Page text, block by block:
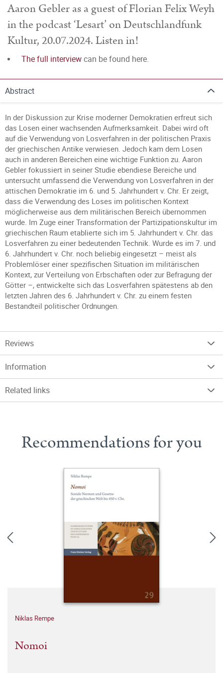
Aaron Gebler as a guest of Florian Felix Weyh
in the podcast ‘Lesart’ on Deutschlandfunk
Kultur, 20.07.2024. Listen in!
The full interviewcan be found here.
Abstract
In der Diskussion zur Krise moderner Demokratien erfreut sich
das Losen einer wachsenden Aufmerksamkeit. Dabei wird oft
auf die Verwendung von Losverfahren in der politischen Praxis
der griechischen Antike verwiesen. Jedoch kam dem Losen
auch in anderen Bereichen eine wichtige Funktion zu. Aaron
Gebler fokussiert in seiner Studie ebendiese Bereiche und
untersucht umfassend die Verwendung von Losverfahren in der
attischen Demokratie im 6. und 5. Jahrhundert v. Chr. Er zeigt,
dass die Verwendung des Loses im politischen Kontext
möglicherweise aus dem militärischen Bereich übernommen
wurde. Im Zuge einer Transformation der Partizipationskultur im
griechischen Raum etablierte sich im 5. Jahrhundert v. Chr. das
Losverfahren zu einer bedeutenden Technik. Wurde es im 7. und
6. Jahrhundert v. Chr. noch beliebig eingesetzt – meist als
Problemlöser einer spezifischen Situation im militärischen
Kontext, zur Verteilung von Erbschaften oder zur Befragung der
Götter –, entwickelte sich das Losverfahren spätestens ab den
letzten Jahren des 6. Jahrhundert v. Chr. zu einem festen
Bestandteil politischer Ordnungen.
Reviews
Information
Related links
Recommendations for you
Niklas Rempe
Nomoi